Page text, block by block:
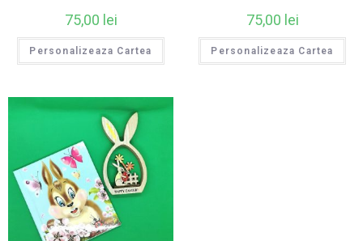
75,00 lei
Personalizeaza Cartea
75,00 lei
Personalizeaza Cartea